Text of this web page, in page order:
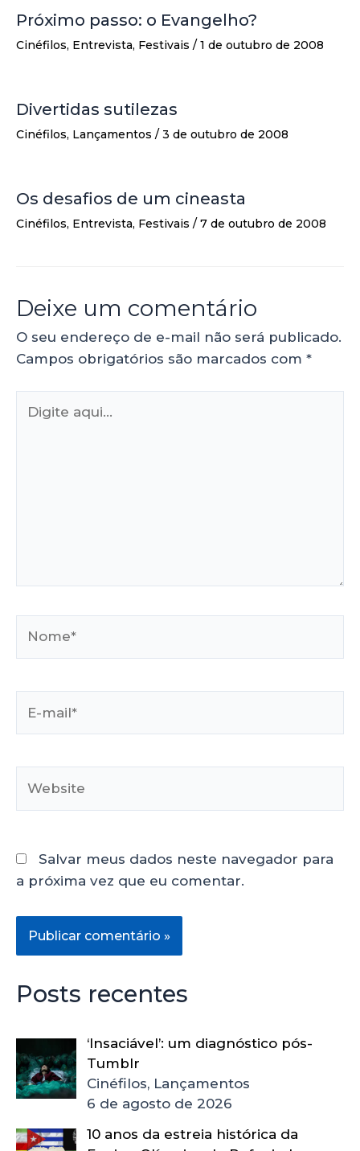
Próximo passo: o Evangelho?
Cinéfilos, Entrevista, Festivais / 1 de outubro de 2008
Divertidas sutilezas
Cinéfilos, Lançamentos / 3 de outubro de 2008
Os desafios de um cineasta
Cinéfilos, Entrevista, Festivais / 7 de outubro de 2008
Deixe um comentário
O seu endereço de e-mail não será publicado.
Campos obrigatórios são marcados com *
Salvar meus dados neste navegador para
a próxima vez que eu comentar.
Posts recentes
‘Insaciável’: um diagnóstico pós-
Tumblr
Cinéfilos, Lançamentos
6 de agosto de 2026
10 anos da estreia histórica da